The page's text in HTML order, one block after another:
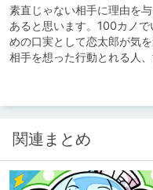
素直じゃない相手に理由を
あると思います。100カノ
めの口実として恋太郎が気を
相手を想った行動とれる人、
関連まとめ